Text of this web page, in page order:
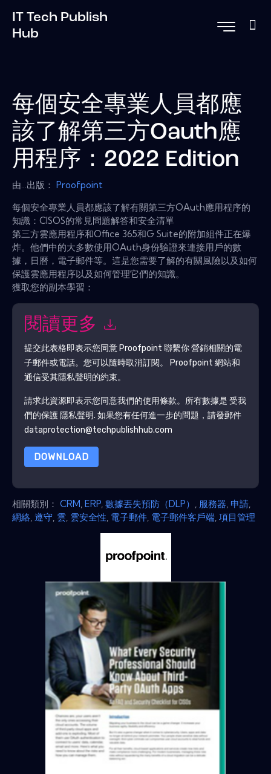
IT Tech Publish
Hub
每個安全專業人員都應
該了解第三方Oauth應
用程序：2022 Edition
由...出版： Proofpoint
每個安全專業人員都應該了解有關第三方OAuth應用程序的
知識：CISOS的常見問題解答和安全清單
第三方雲應用程序和Office 365和G Suite的附加組件正在爆
炸。他們中的大多數使用OAuth身份驗證來連接用戶的數
據，日曆，電子郵件等。這是您需要了解的有關風險以及如何
保護雲應用程序以及如何管理它們的知識。
獲取您的副本學習：
閱讀更多
提交此表格即表示您同意 Proofpoint 聯繫你 營銷相關的電
子郵件或電話。您可以隨時取消訂閱。
Proofpoint 網站和
通信受其隱私聲明的約束。
請求此資源即表示您同意我們的使用條款。所有數據是 受我
們的保護 隱私聲明. 如果您有任何進一步的問題，請發郵件
dataprotection@techpublishhub.com
DOWNLOAD
相關類別： CRM ERP 數據丟失預防（DLP） 服務器 申請
網絡 遵守 雲 雲安全性 電子郵件 電子郵件客戶端 項目管理